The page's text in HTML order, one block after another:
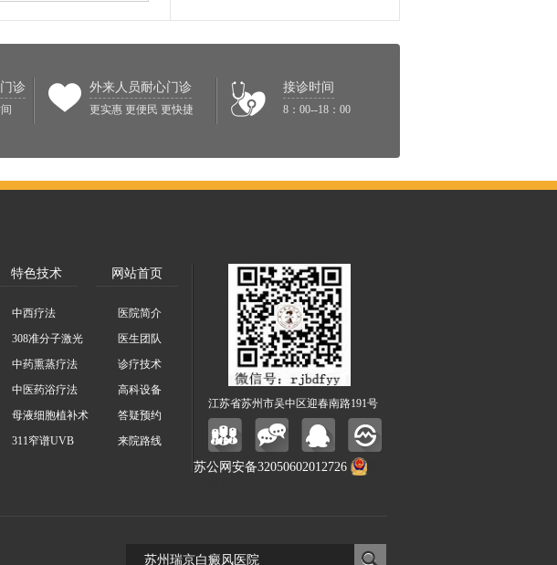
诊 外来人员耐心门诊
更实惠 更便民 更快捷
接诊时间
8：00--18：00
特色技术 网站首页
中西疗法
308准分子激光
中药熏蒸疗法
中医药浴疗法
母液细胞植补术
311窄谱UVB
医院简介
医生团队
诊疗技术
高科设备
答疑预约
来院路线
江苏省苏州市吴中区迎春南路191号
苏公网安备32050602012726